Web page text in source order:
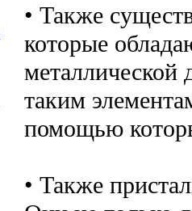
• Также
которые
металлической
таким
помощью
• Также